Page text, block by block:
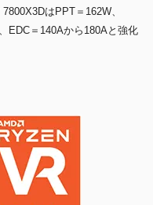
はPPT＝162W、
EDC＝140Aから180Aと強化